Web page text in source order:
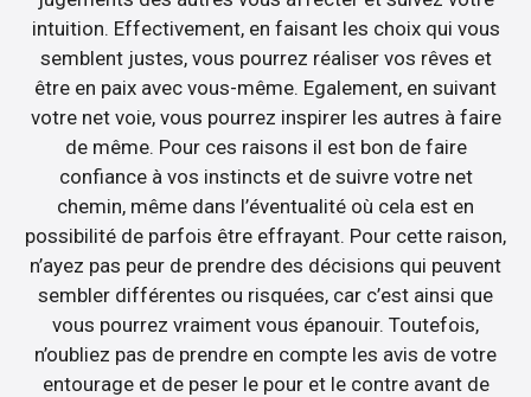
intuition. Effectivement, en faisant les choix qui vous
semblent justes, vous pourrez réaliser vos rêves et
être en paix avec vous-même. Egalement, en suivant
votre net voie, vous pourrez inspirer les autres à faire
de même. Pour ces raisons il est bon de faire
confiance à vos instincts et de suivre votre net
chemin, même dans l’éventualité où cela est en
possibilité de parfois être effrayant. Pour cette raison,
n’ayez pas peur de prendre des décisions qui peuvent
sembler différentes ou risquées, car c’est ainsi que
vous pourrez vraiment vous épanouir. Toutefois,
n’oubliez pas de prendre en compte les avis de votre
entourage et de peser le pour et le contre avant de